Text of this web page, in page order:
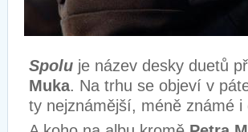
Spolu je název desky duetů
Muka. Na trhu se objeví v
ty nejznámější, méně známé